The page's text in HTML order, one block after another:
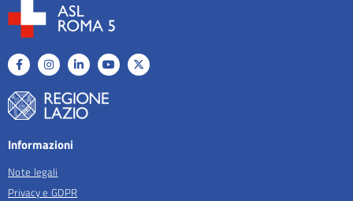
Informazioni
Note legali
Privacy e GDPR